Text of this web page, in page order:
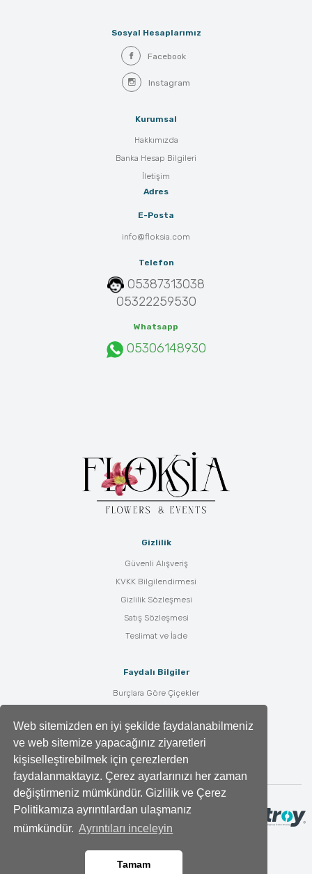
Web sitemizden en iyi şekilde faydalanabilmeniz
ve web sitemize yapacağınız ziyaretleri
kişiselleştirebilmek için çerezlerden
faydalanmaktayız. Çerez ayarlarınızı her zaman
değiştirmeniz mümkündür. Gizlilik ve Çerez
Politikamıza ayrıntılardan ulaşmanız
mümkündür. Ayrıntıları inceleyin
Tamam
Sosyal Hesaplarımız
Facebook
Instagram
Kurumsal
Hakkımızda
Banka Hesap Bilgileri
İletişim
Adres
E-Posta
info@floksia.com
Telefon
05387313038
05322259530
Whatsapp
05306148930
Gizlilik
Güvenli Alışveriş
KVKK Bilgilendirmesi
Gizlilik Sözleşmesi
Satış Sözleşmesi
Teslimat ve İade
Faydalı Bilgiler
Burçlara Göre Çiçekler
Çiçek Anlamları
Tüm Blog Yazıları